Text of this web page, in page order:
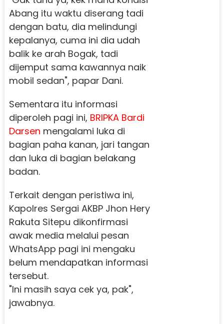
Abang itu waktu diserang tadi
dengan batu, dia melindungi
kepalanya, cuma ini dia udah
balik ke arah Bogak, tadi
dijemput sama kawannya naik
mobil sedan", papar Dani.
Sementara itu informasi
diperoleh pagi ini, BRIPKA Bardi
Darsen mengalami luka di
bagian paha kanan, jari tangan
dan luka di bagian belakang
badan.
Terkait dengan peristiwa ini,
Kapolres Sergai AKBP Jhon Hery
Rakuta Sitepu dikonfirmasi
awak media melalui pesan
WhatsApp pagi ini mengaku
belum mendapatkan informasi
tersebut.
"Ini masih saya cek ya, pak",
jawabnya.